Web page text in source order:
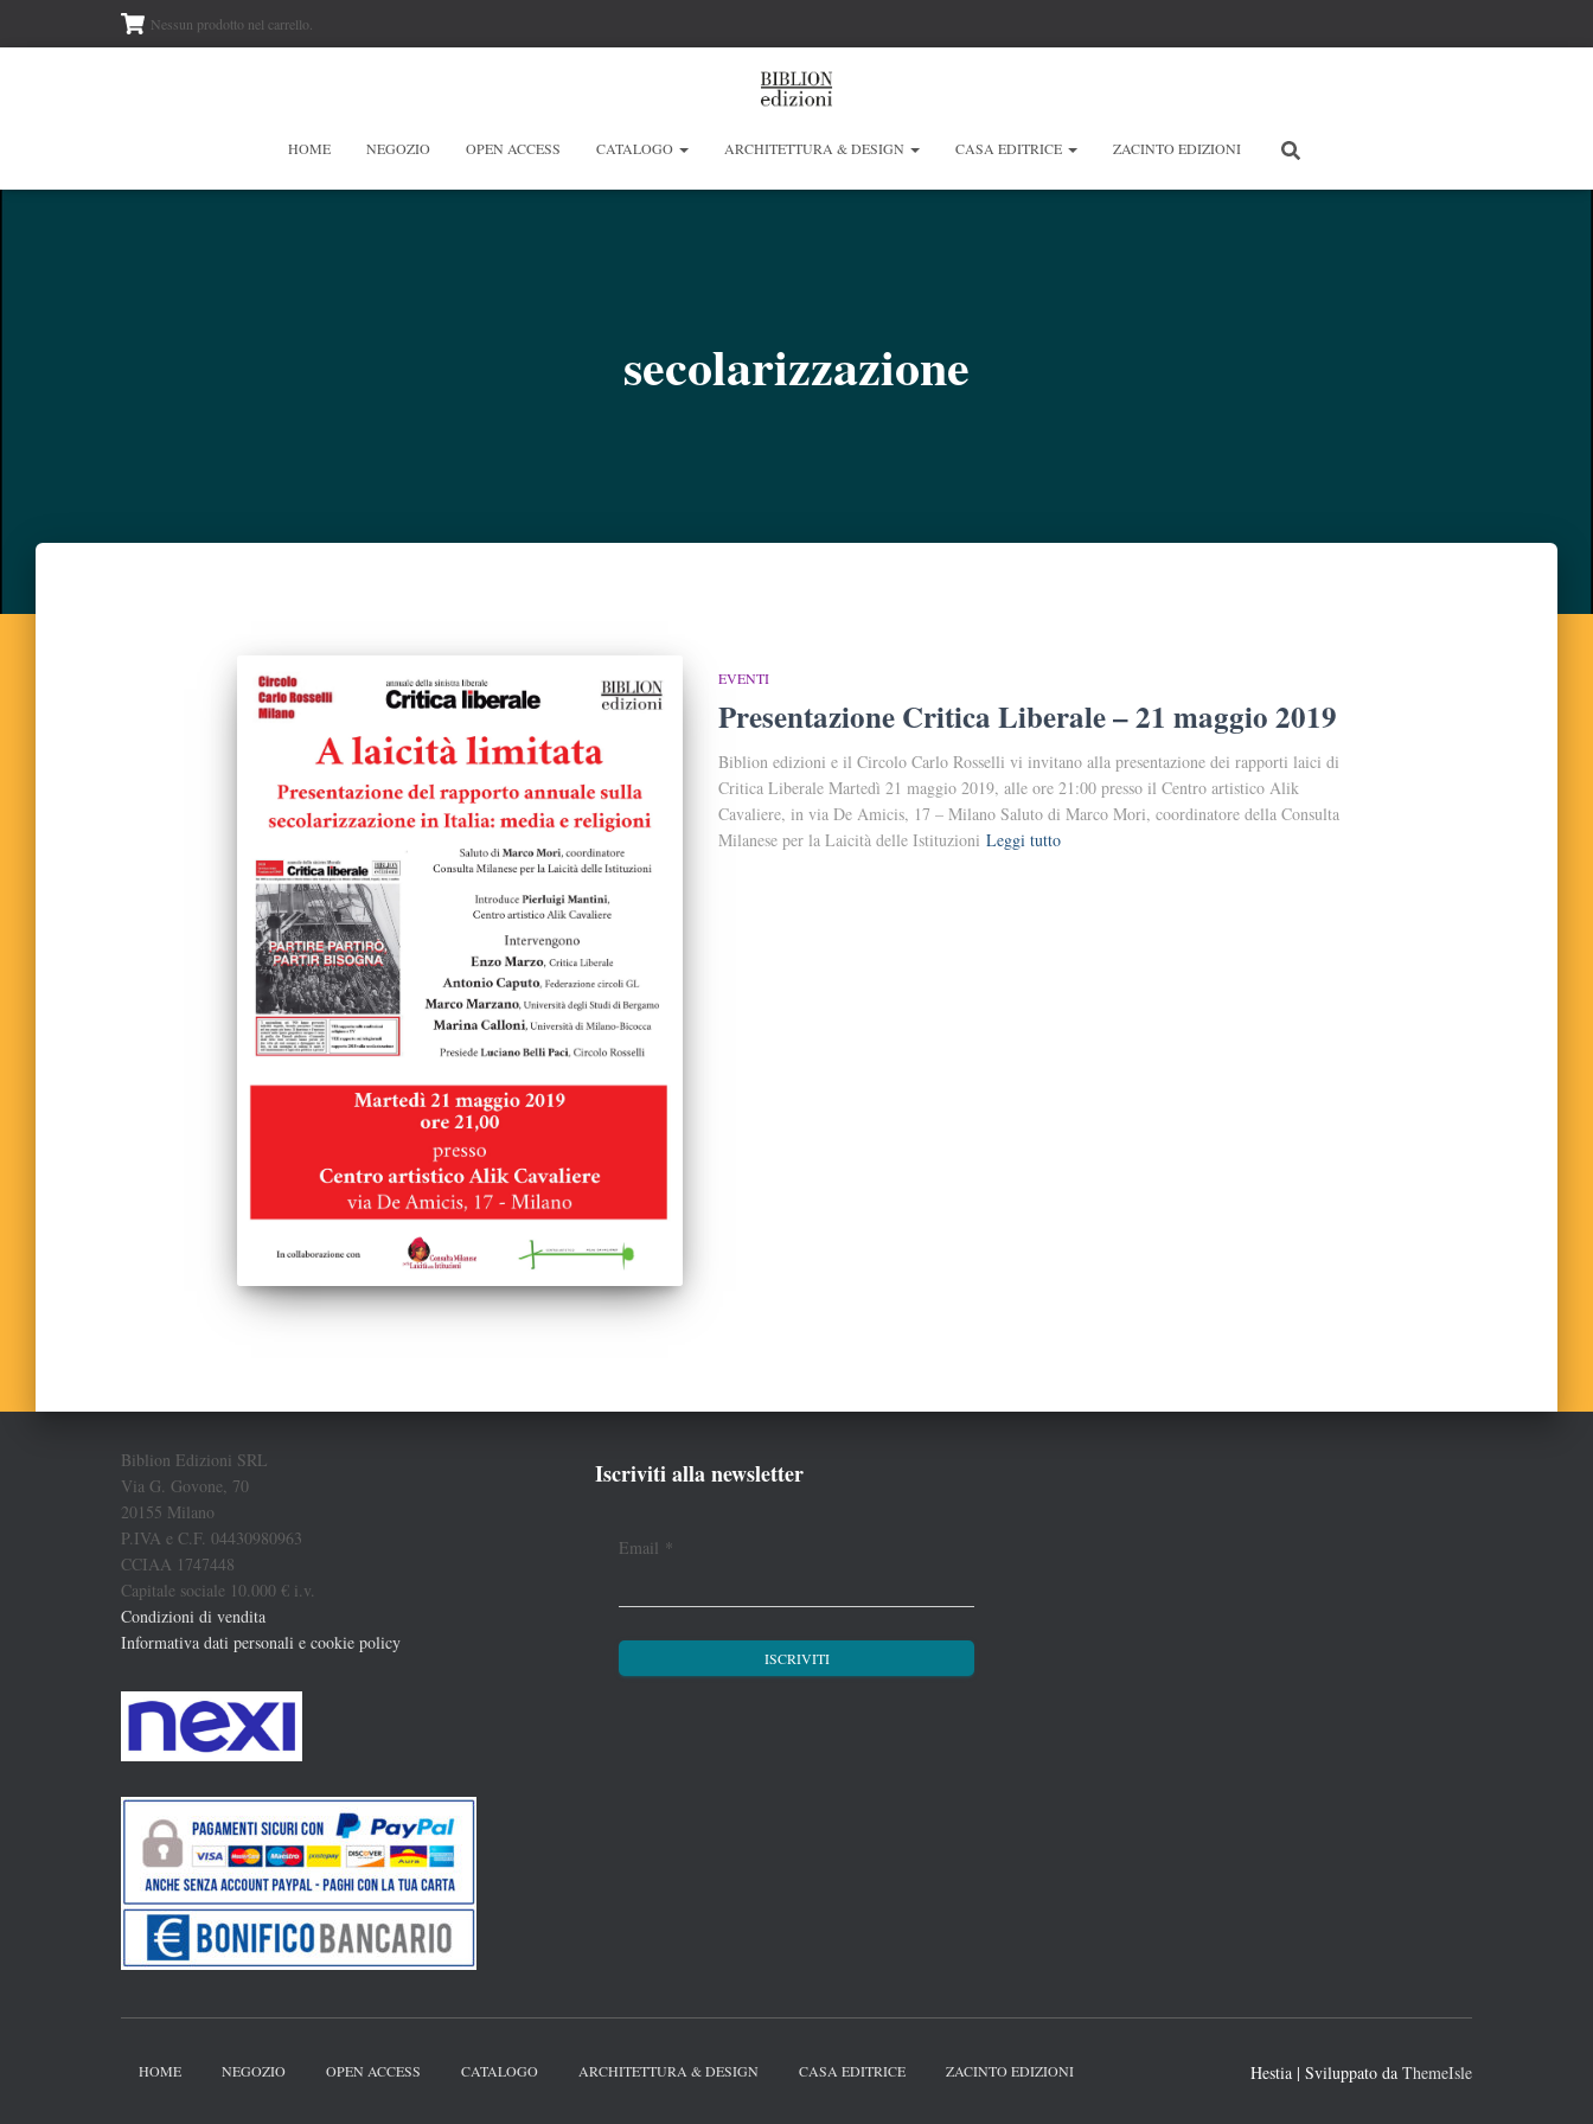
Nessun prodotto nel carrello.
HOME NEGOZIO OPEN ACCESS CATALOGO ARCHITETTURA & DESIGN CASA EDITRICE ZACINTO EDIZIONI
secolarizzazione
EVENTI
Presentazione Critica Liberale – 21 maggio 2019
Biblion edizioni e il Circolo Carlo Rosselli vi invitano alla presentazione dei rapporti laici di
Critica Liberale Martedì 21 maggio 2019, alle ore 21:00 presso il Centro artistico Alik
Cavaliere, in via De Amicis, 17 – Milano Saluto di Marco Mori, coordinatore della Consulta
Milanese per la Laicità delle Istituzioni Leggi tutto
Biblion Edizioni SRL
Via G. Govone, 70
20155 Milano
P.IVA e C.F. 04430980963
CCIAA 1747448
Capitale sociale 10.000 € i.v.
Condizioni di vendita
Informativa dati personali e cookie policy
Iscriviti alla newsletter
Email *
HOME NEGOZIO OPEN ACCESS CATALOGO ARCHITETTURA & DESIGN CASA EDITRICE ZACINTO EDIZIONI Hestia | Sviluppato da ThemeIsle